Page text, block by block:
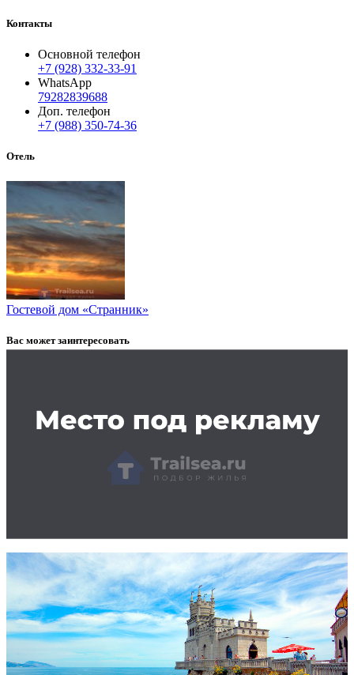
Контакты
Основной телефон
+7 (928) 332-33-91
WhatsApp
79282839688
Доп. телефон
+7 (988) 350-74-36
Отель
Гостевой дом «Странник»
Вас может заинтересовать